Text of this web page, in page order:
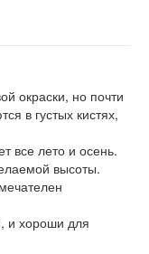
окраски, но почти
в густых кистях,
все лето и осень.
высоты.
и хороши для